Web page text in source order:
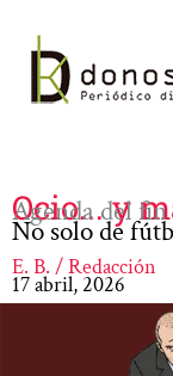
contenido
Ocio... y
Agenda del fin
No solo de
E. B. / Redacción
17 abril, 2026